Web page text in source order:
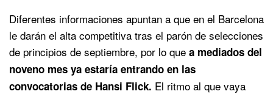
Diferentes informaciones apuntan a que en el Barcelona
le darán el alta competitiva tras el parón de selecciones
de principios de septiembre, por lo que a mediados del
noveno mes ya estaría entrando en las
convocatorias de Hansi Flick. El ritmo al que vaya